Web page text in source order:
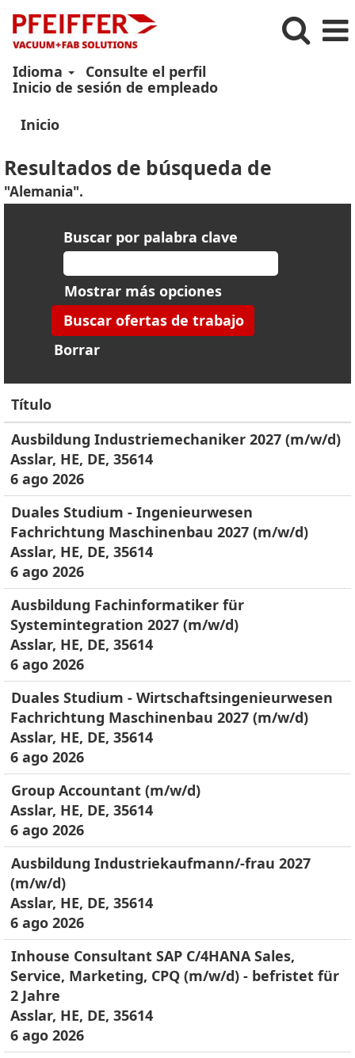
Idioma
Consulte el perfil
Inicio de sesión de empleado
Inicio
Resultados de búsqueda de
"Alemania".
Buscar por palabra clave
Mostrar más opciones
Borrar
Título
Ausbildung Industriemechaniker 2027 (m/w/d)
Asslar, HE, DE, 35614
6 ago 2026
Duales Studium - Ingenieurwesen
Fachrichtung Maschinenbau 2027 (m/w/d)
Asslar, HE, DE, 35614
6 ago 2026
Ausbildung Fachinformatiker für
Systemintegration 2027 (m/w/d)
Asslar, HE, DE, 35614
6 ago 2026
Duales Studium - Wirtschaftsingenieurwesen
Fachrichtung Maschinenbau 2027 (m/w/d)
Asslar, HE, DE, 35614
6 ago 2026
Group Accountant (m/w/d)
Asslar, HE, DE, 35614
6 ago 2026
Ausbildung Industriekaufmann/-frau 2027
(m/w/d)
Asslar, HE, DE, 35614
6 ago 2026
Inhouse Consultant SAP C/4HANA Sales,
Service, Marketing, CPQ (m/w/d) - befristet für
2 Jahre
Asslar, HE, DE, 35614
6 ago 2026